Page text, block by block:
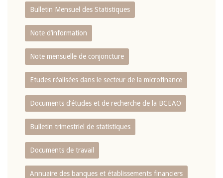
Bulletin Mensuel des Statistiques
Note d’information
Note mensuelle de conjoncture
Etudes réalisées dans le secteur de la microfinance
Documents d’études et de recherche de la BCEAO
Bulletin trimestriel de statistiques
Documents de travail
Annuaire des banques et établissements financiers